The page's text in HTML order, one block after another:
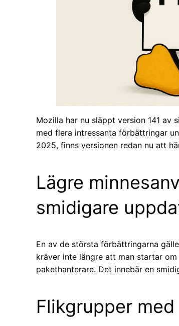
Mozilla har nu släppt version 141 av
med flera intressanta förbättringar
2025, finns versionen redan nu att
Lägre
smidigare
En av de största förbättringarna
kräver inte längre att man startar
pakethanterare. Det innebär en
Flikgrupper med